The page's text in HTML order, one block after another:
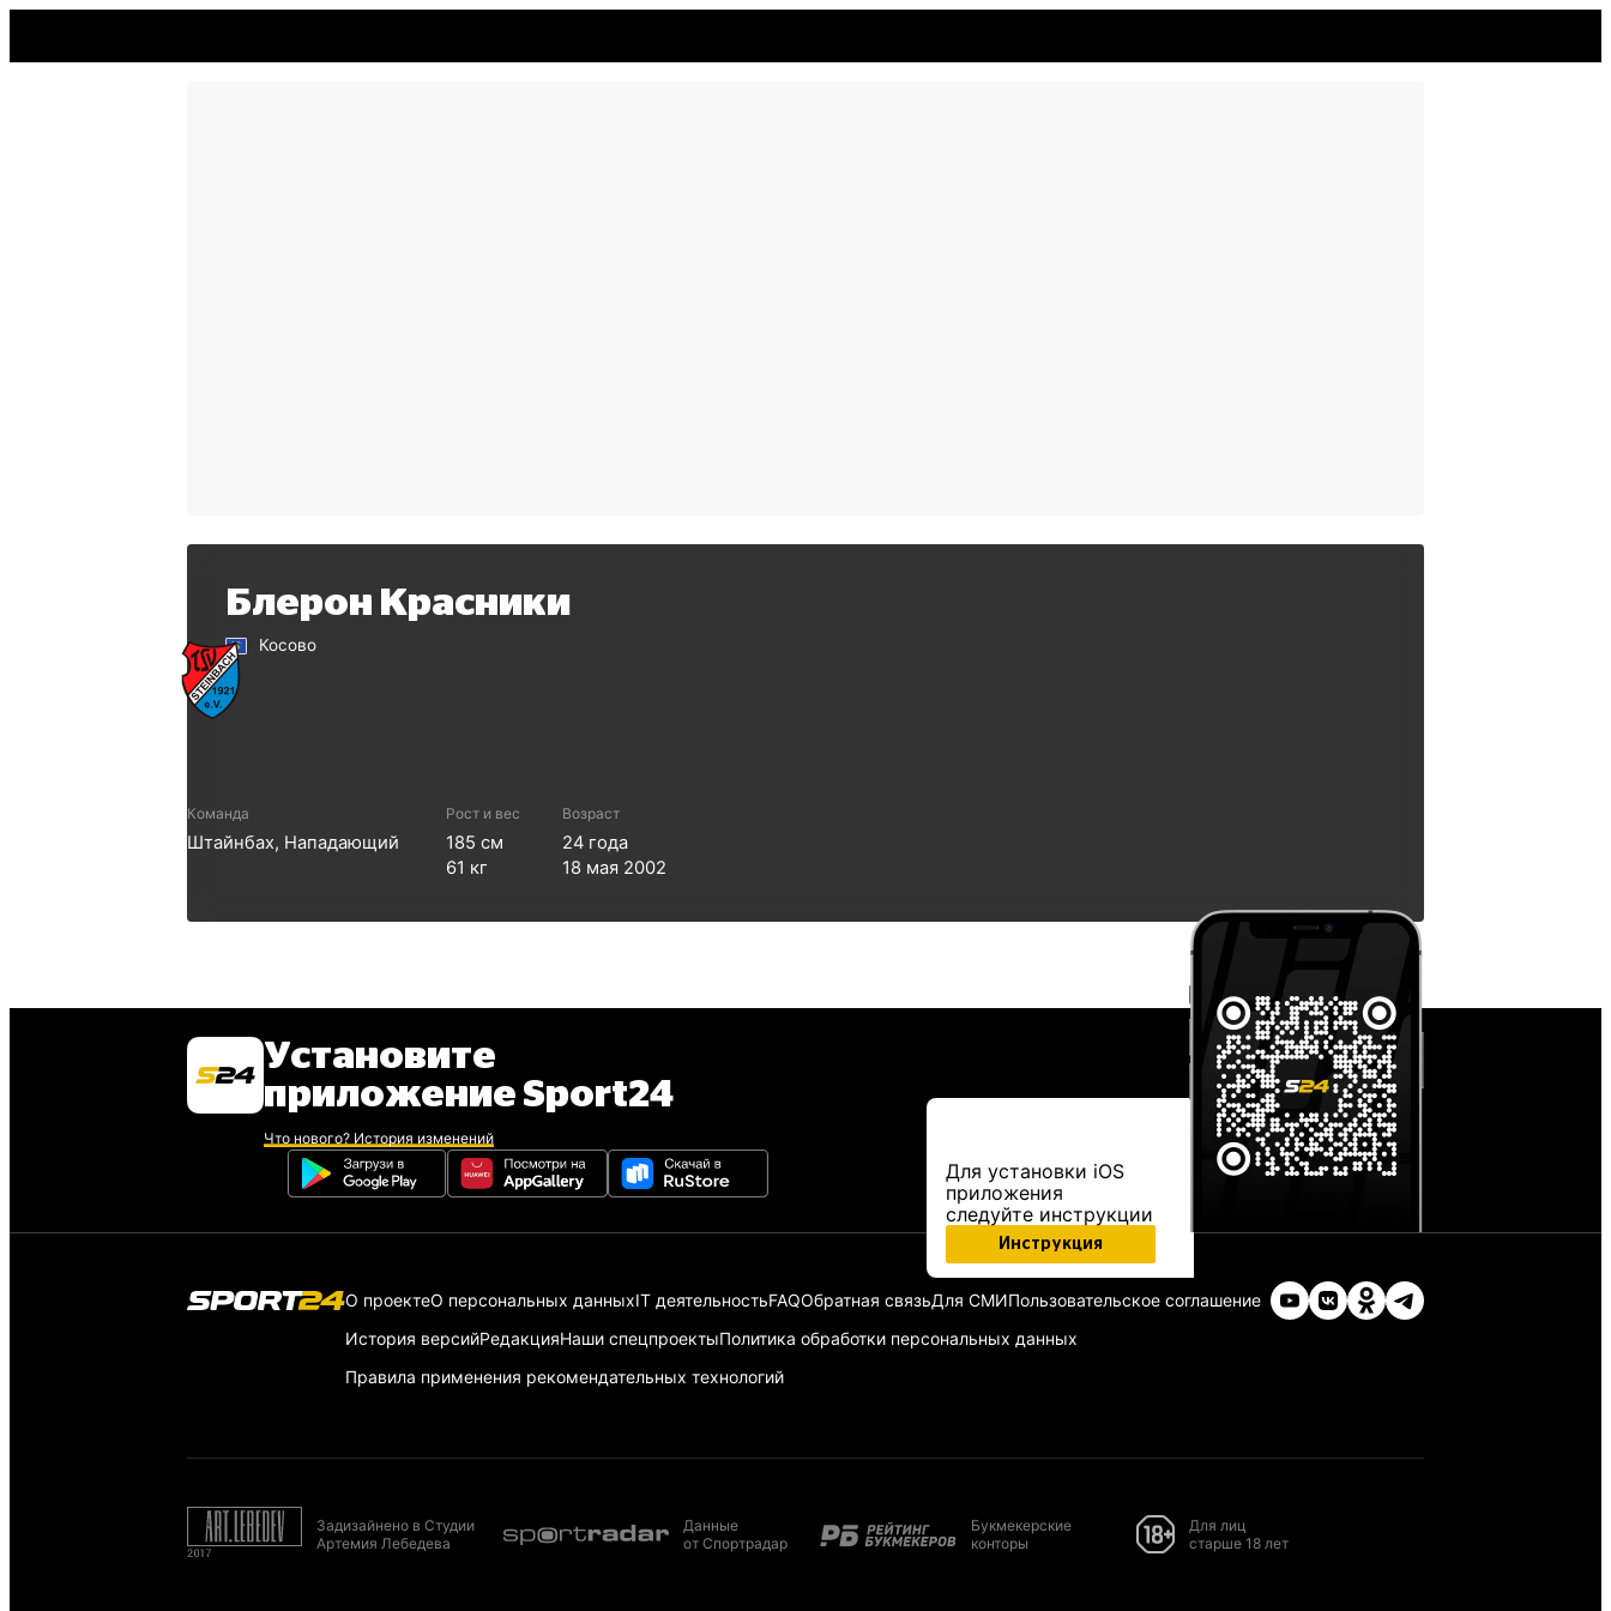
Блерон Красники
Косово
Команда
Штайнбах, Нападающий
Рост и вес
185 см
61 кг
Возраст
24 года
18 мая 2002
Установите
приложение Sport24
Что нового? История изменений
Для установки iOS
приложения
следуйте инструкции
Инструкция
О проектеО персональных данныхIT деятельностьFAQОбратная связьДля СМИПользовательское соглашение
История версийРедакцияНаши спецпроектыПолитика обработки персональных данных
Правила применения рекомендательных технологий
Задизайнено в Студии
Артемия Лебедева
Данные
от Спортрадар
Букмекерские
конторы
Для лиц
старше 18 лет